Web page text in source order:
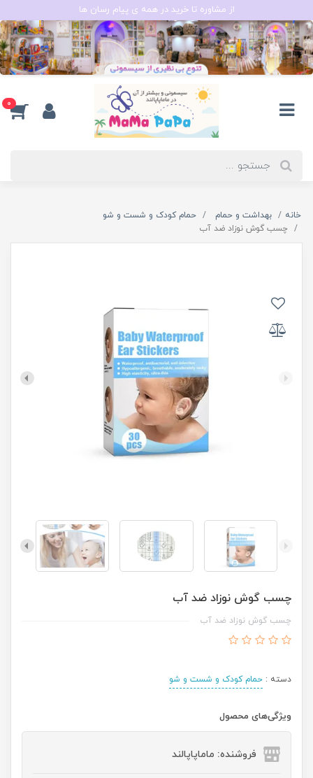
از مشاوره تا خرید در همه ی پیام رسان ها
0
خانه بهداشت و حمام
حمام کودک و شست و شو
چسب گوش نوزاد ضد آب
چسب گوش نوزاد ضد آب
چسب گوش نوزاد ضد آب
دسته : حمام کودک و شست و شو
ویژگی‌های محصول
فروشنده: ماماپاپالند